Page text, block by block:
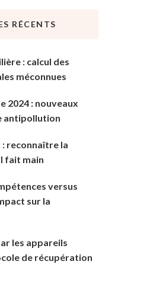
RÉCENTS
: calcul des
méconnues
2024 : nouveaux
antipollution
reconnaître la
fait main
versus
sur la
les appareils
de récupération